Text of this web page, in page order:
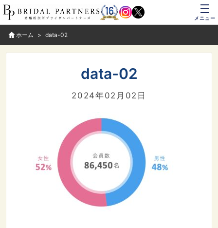
メニュー
ホーム data-02
data-02
2024年02月02日